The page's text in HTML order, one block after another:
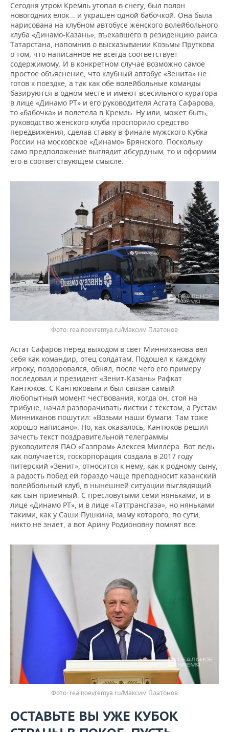
Сегодня утром Кремль утопал в снегу, был полон
новогодних елок... и украшен одной бабочкой. Она была
нарисована на клубном автобусе женского волейбольного
клуба «Динамо-Казань», въехавшего в резиденцию раиса
Татарстана, напомнив о высказывании Козьмы Пруткова
о том, что написанное не всегда соответствует
содержимому. И в конкретном случае возможно самое
простое объяснение, что клубный автобус «Зенита» не
готов к поездке, а так как обе волейбольные команды
базируются в одном месте и имеют всесильного куратора
в лице «Динамо РТ» и его руководителя Асгата Сафарова,
то «бабочка» и полетела в Кремль. Ну или, может быть,
руководство женского клуба проспорило средство
передвижения, сделав ставку в финале мужского Кубка
России на московское «Динамо» Брянского. Поскольку
само предположение выглядит абсурдным, то и оформим
его в соответствующем смысле.
realnoevremya.ru/Максим Платонов
Асгат Сафаров перед выходом в свет Минниханова вел
себя как командир, отец солдатам. Подошел к каждому
игроку, поздоровался, обнял, после чего его примеру
последовал и президент «Зенит-Казань» Рафкат
Кантюков. С Кантюковым и был связан самый
любопытный момент чествования, когда он, стоя на
трибуне, начал разворачивать листки с текстом, а Рустам
Минниханов пошутил: «Возьми наши бумаги. Там тоже
хорошо написано». Но, как оказалось, Кантюков решил
зачесть текст поздравительной телеграммы
руководителя ПАО «Газпром» Алексея Миллера. Вот ведь
как получается, госкорпорация создала в 2017 году
питерский «Зенит», относится к нему, как к родному сыну,
а радость побед ей гораздо чаще преподносит казанский
волейбольный клуб, в нынешней ситуации выглядящий
как сын приемный. С пресловутыми семи няньками, и в
лице «Динамо РТ», и в лице «Таттрансгаза», но няньками
такими, как у Саши Пушкина, маму которого, по сути,
никто не знает, а вот Арину Родионовну помнят все.
realnoevremya.ru/Максим Платонов
ОСТАВЬТЕ ВЫ УЖЕ КУБОК